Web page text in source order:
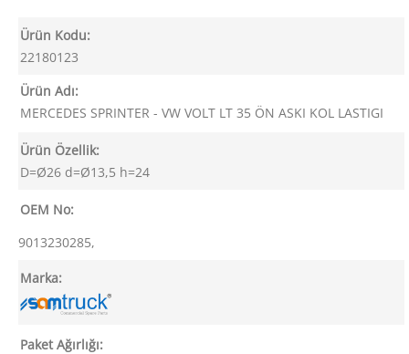
Ürün Kodu:
22180123
Ürün Adı:
MERCEDES SPRINTER - VW VOLT LT 35 ÖN ASKI KOL LASTIGI
Ürün Özellik:
D=Ø26 d=Ø13,5 h=24
OEM No:
9013230285,
Marka:
Paket Ağırlığı: